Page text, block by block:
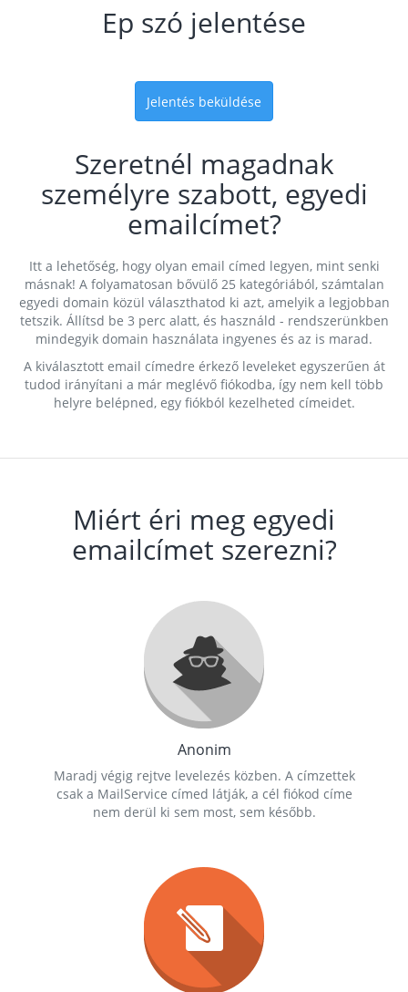
Ep szó jelentése
Jelentés beküldése
Szeretnél magadnak
személyre szabott, egyedi
emailcímet?
Itt a lehetőség, hogy olyan email címed legyen, mint senki
másnak! A folyamatosan bővülő 25 kategóriából, számtalan
egyedi domain közül választhatod ki azt, amelyik a legjobban
tetszik. Állítsd be 3 perc alatt, és használd - rendszerünkben
mindegyik domain használata ingyenes és az is marad.
A kiválasztott email címedre érkező leveleket egyszerűen át
tudod irányítani a már meglévő fiókodba, így nem kell több
helyre belépned, egy fiókból kezelheted címeidet.
Miért éri meg egyedi
emailcímet szerezni?
Anonim
Maradj végig rejtve levelezés közben. A címzettek
csak a MailService címed látják, a cél fiókod címe
nem derül ki sem most, sem később.